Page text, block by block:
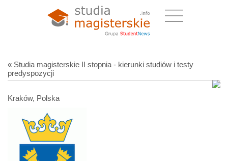
« Studia magisterskie II stopnia - kierunki studiów i testy
predyspozycji
Kraków, Polska